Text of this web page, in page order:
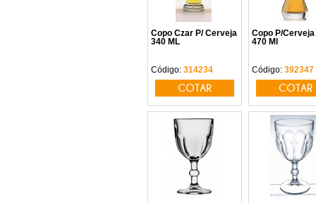
Copo Czar P/ Cerveja
340 ML
Código: 314234
COTAR
Copo P/
470 Ml
Código: 392347
COTAR